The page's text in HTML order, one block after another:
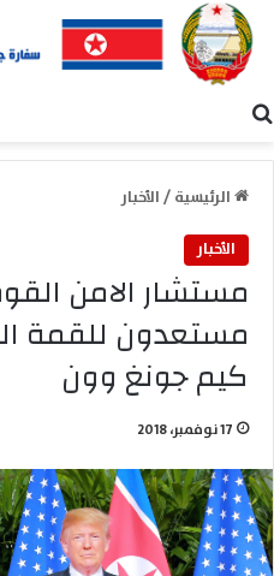
الرئيسية/الأخبار
الأخبار
مستشار الامن
مستعدون للقمة
كيم جونغ وون
17 نوفمبر، 2018